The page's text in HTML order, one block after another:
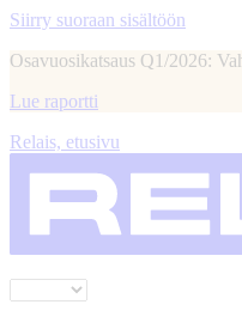
Siirry suoraan sisältöön
Osavuosikatsaus Q1/2026:
Lue raportti
Relais, etusivu